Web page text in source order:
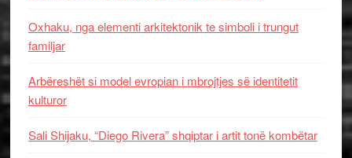
Oxhaku, nga elementi arkitektonik te simboli i trungut
familjar
Arbëreshët si model evropian i mbrojtjes së identitetit
kulturor
Sali Shijaku, “Diego Rivera” shqiptar i artit tonë kombëtar